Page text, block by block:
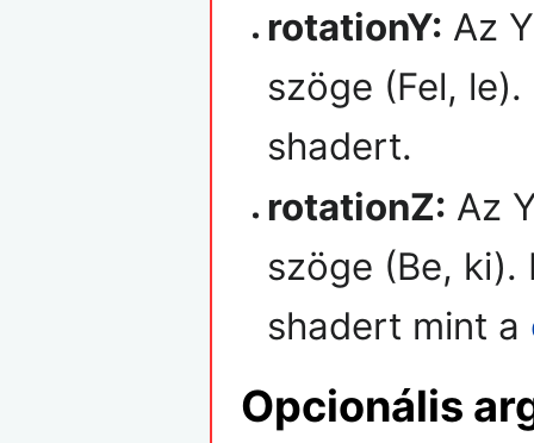
rotationY: Az
szöge (Fel,
shadert.
rotationZ: Az
szöge (Be, ki).
shadert mint a
Opcionális